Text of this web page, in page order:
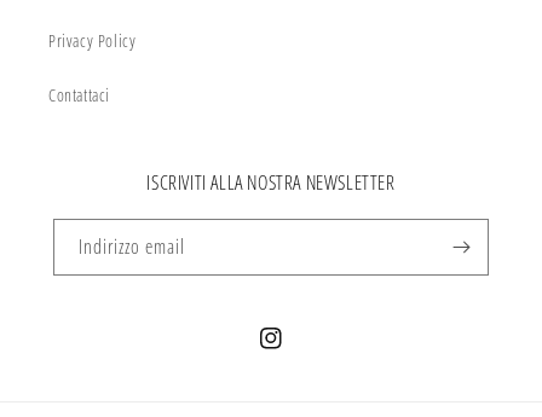
Privacy Policy
Contattaci
ISCRIVITI ALLA NOSTRA NEWSLETTER
Indirizzo email
Instagram